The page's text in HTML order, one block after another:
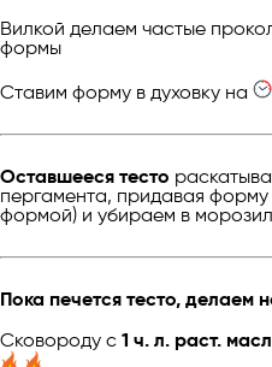
Вилкой делаем частые
формы
Ставим форму в духовку на
Оставшееся тесто
пергамента, придавая
формой) и убираем в
Пока печется тесто, делаем
Сковороду с 1 ч. л. раст.